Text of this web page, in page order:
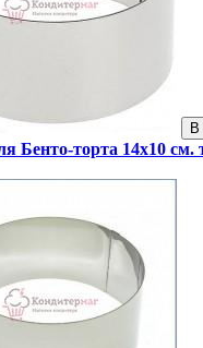
В
Бенто-торта 14х10